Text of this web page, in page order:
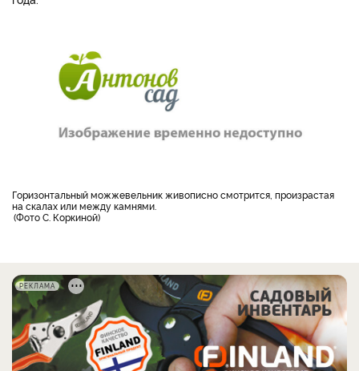
горизонтальный можжевельник живописно смотрится, произрастая
на скалах или между камнями.
Фото С. Коркиной
РЕКЛАМА